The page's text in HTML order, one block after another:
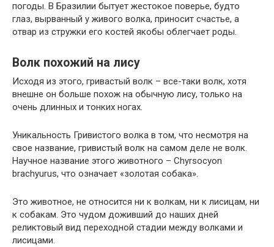
погоды. В Бразилии бытует жестокое поверье, будто
глаз, вырванный у живого волка, приносит счастье, а
отвар из стружки его костей якобы облегчает роды.
Волк похожий на лису
Исходя из этого, гривастый волк – все-таки волк, хотя
внешне он больше похож на обычную лису, только на
очень длинных и тонких ногах.
Уникальность Гривистого волка в том, что несмотря на
свое название, гривистый волк на самом деле не волк.
Научное название этого животного – Chyrsocyon
brachyurus, что означает «золотая собака».
Это животное, не относится ни к волкам, ни к лисицам, ни
к собакам. Это чудом доживший до наших дней
реликтовый вид переходной стадии между волками и
лисицами.